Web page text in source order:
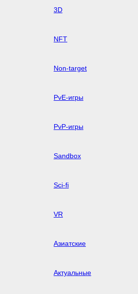
3D
NFT
Non-target
PvE-игры
PvP-игры
Sandbox
Sci-fi
VR
Азиатские
Актуальные